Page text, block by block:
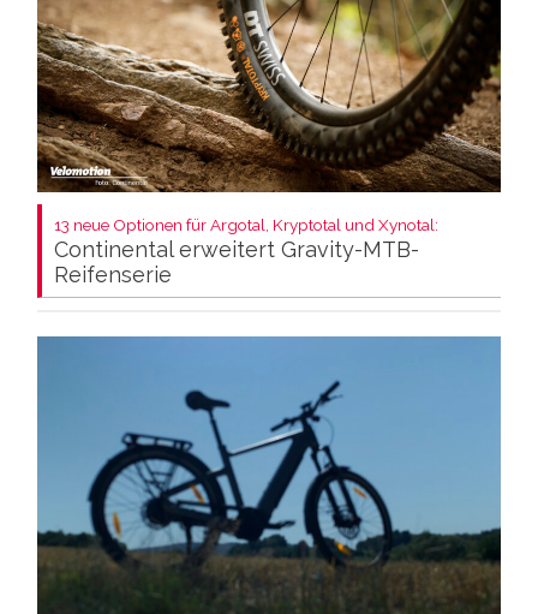
13 neue Optionen für Argotal, Kryptotal und Xynotal:
Continental erweitert Gravity-MTB-
Reifenserie